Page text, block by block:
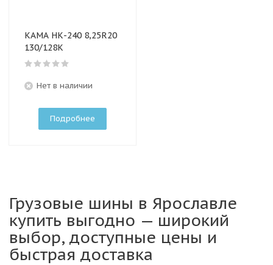
КАМА НК-240 8,25R20
130/128K
Нет в наличии
Подробнее
Грузовые шины в Ярославле
купить выгодно — широкий
выбор, доступные цены и
быстрая доставка